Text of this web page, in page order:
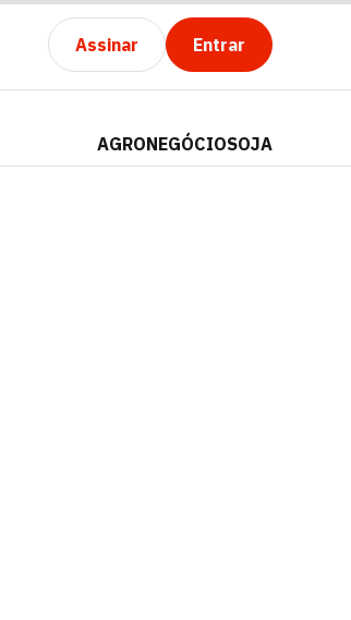
Assinar Entrar
AGRONEGÓCIOSOJA